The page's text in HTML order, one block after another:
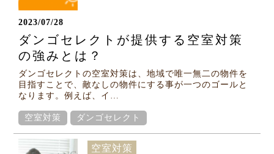
2023/07/28
ダンゴセレクトが提供する空室対策
の強みとは？
ダンゴセレクトの空室対策は、地域で唯一無二の物件を
目指すことで、敵なしの物件にする事が一つのゴールと
なります。例えば、イ…
空室対策 ダンゴセレクト
空室対策